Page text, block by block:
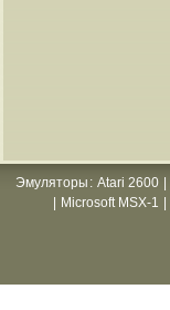
Эмуляторы : Atari 2600
Microsoft MSX-1